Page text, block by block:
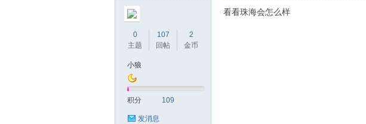
0
主题
107
回帖
2
金币
小狼
积分 109
发消息
看看珠海会怎么样